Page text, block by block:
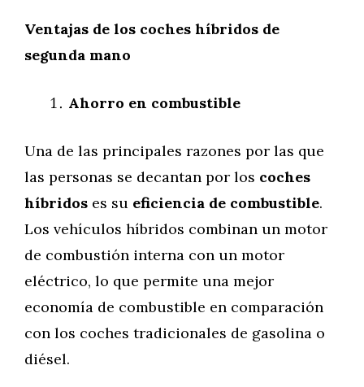
Ventajas de los coches híbridos de
segunda mano
Ahorro en combustible
Una de las principales razones por las que
las personas se decantan por los coches
híbridos es su eficiencia de combustible.
Los vehículos híbridos combinan un motor
de combustión interna con un motor
eléctrico, lo que permite una mejor
economía de combustible en comparación
con los coches tradicionales de gasolina o
diésel.